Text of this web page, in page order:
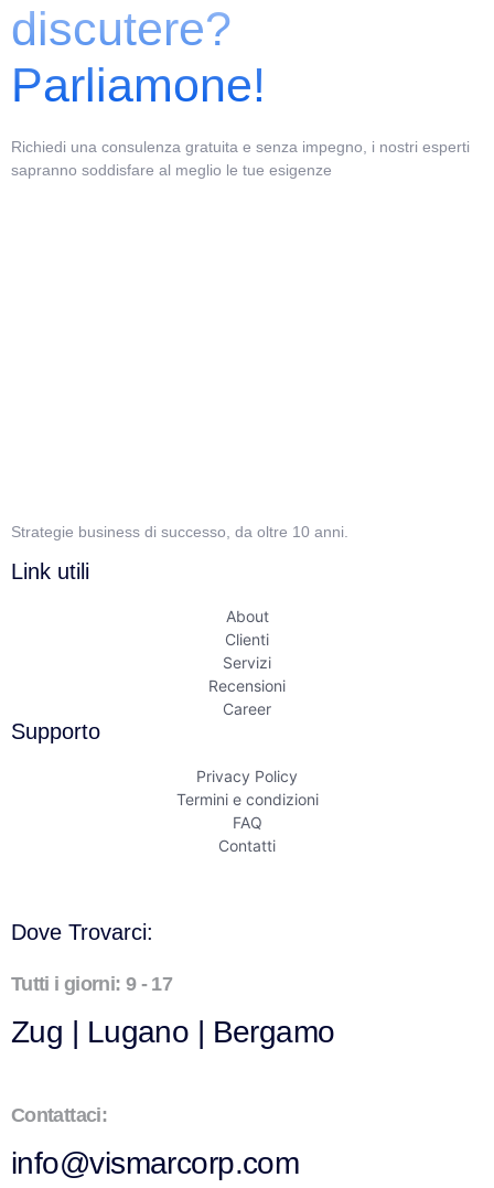
discutere?
Parliamone!
Richiedi una consulenza gratuita e senza impegno, i nostri esperti
sapranno soddisfare al meglio le tue esigenze
Strategie business di successo, da oltre 10 anni.
Link utili
About
Clienti
Servizi
Recensioni
Career
Supporto
Privacy Policy
Termini e condizioni
FAQ
Contatti
Dove Trovarci:
Tutti i giorni: 9 - 17
Zug | Lugano | Bergamo
Contattaci:
info@vismarcorp.com